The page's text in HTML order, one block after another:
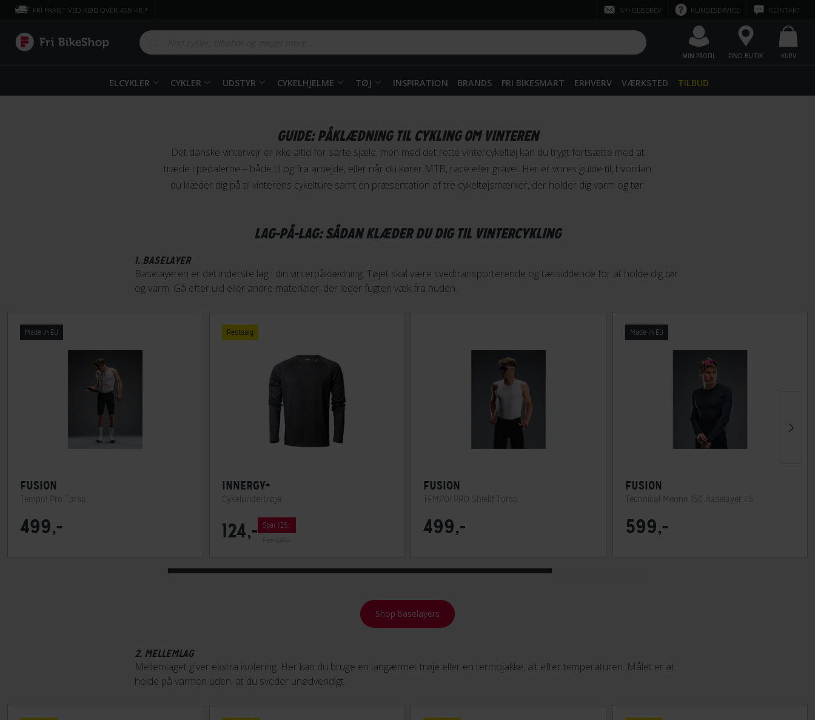
FRI FRAGT VED KØB OVER 499 KR.* NYHEDSBREV KUNDESERVICE KONTAKT
MIN PROFIL FIND BUTIK KURV
ELCYKLER CYKLER UDSTYR CYKELHJELME TØJ INSPIRATION BRANDS FRI BIKESMART ERHVERV VÆRKSTED TILBUD
GUIDE: PÅKLÆDNING TIL CYKLING OM VINTEREN
Det danske vintervejr er ikke altid for sarte sjæle, men med det rette vintercykeltøj kan du trygt fortsætte med at
træde i pedalerne – både til og fra arbejde, eller når du kører MTB, race eller gravel. Her er vores guide til, hvordan
du klæder dig på til vinterens cykelture samt en præsentation af tre cykeltøjsmærker, der holder dig varm og tør.
LAG-PÅ-LAG: SÅDAN KLÆDER DU DIG TIL VINTERCYKLING
1. BASELAYER
Baselayeren er det inderste lag i din vinterpåklædning. Tøjet skal være svedtransporterende og tætsiddende for at holde dig tør
og varm. Gå efter uld eller andre materialer, der leder fugten væk fra huden.
Made in EU
FUSION
Tempo! Pro Torso
499,-
Restsalg
INNERGY+
Cykelundertrøje
124,-
Spar 125,-
FUSION
TEMPO! PRO Shield Torso
499,-
Made in EU
FUSION
Technical Merino 150 Baselayer LS
599,-
Shop baselayers
2. MELLEMLAG
Mellemlaget giver ekstra isolering. Her kan du bruge en langærmet trøje eller en termojakke, alt efter temperaturen. Målet er at
holde på varmen uden, at du sveder unødvendigt.